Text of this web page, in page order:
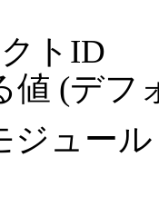
トID
値 (デフ
ジュー